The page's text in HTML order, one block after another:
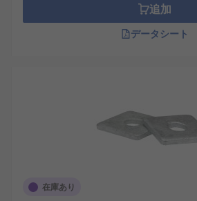
追加
データシート
在庫あり